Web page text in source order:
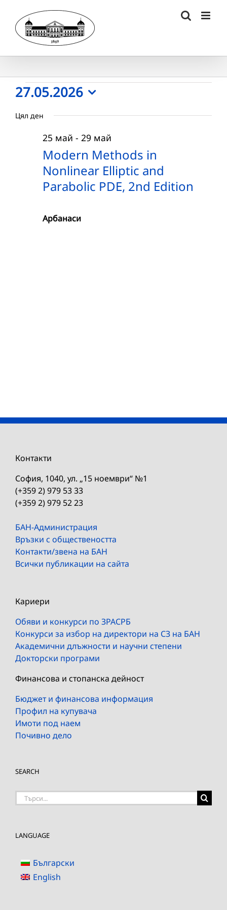
content
Събития
for
27.05.2026
27.05.2026
date.
Цял ден
Modern Methods in
Nonlinear Elliptic and
Parabolic PDE, 2nd Edition
25 май - 29 май
Арбанаси
Контакти
София, 1040, ул. „15 ноември“ №1
(+359 2) 979 53 33
(+359 2) 979 52 23
БАН-Администрация
Връзки с обществеността
Контакти/звена на БАН
Всички публикации на сайта
Кариери
Обяви и конкурси по ЗРАСРБ
Конкурси за избор на директори на СЗ на БАН
Академични длъжности и научни степени
Докторски програми
Финансова и стопанска дейност
Бюджет и финансова информация
Профил на купувача
Имоти под наем
Почивно дело
SEARCH
Търсене
LANGUAGE
Български
English